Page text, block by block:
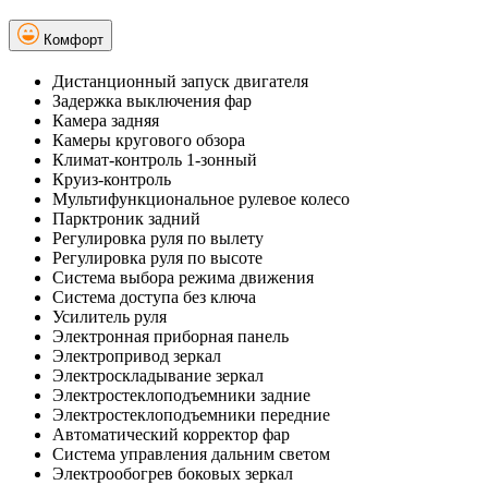
Комфорт
Дистанционный запуск двигателя
Задержка выключения фар
Камера задняя
Камеры кругового обзора
Климат-контроль 1-зонный
Круиз-контроль
Мультифункциональное рулевое колесо
Парктроник задний
Регулировка руля по вылету
Регулировка руля по высоте
Система выбора режима движения
Система доступа без ключа
Усилитель руля
Электронная приборная панель
Электропривод зеркал
Электроскладывание зеркал
Электростеклоподъемники задние
Электростеклоподъемники передние
Автоматический корректор фар
Система управления дальним светом
Электрообогрев боковых зеркал